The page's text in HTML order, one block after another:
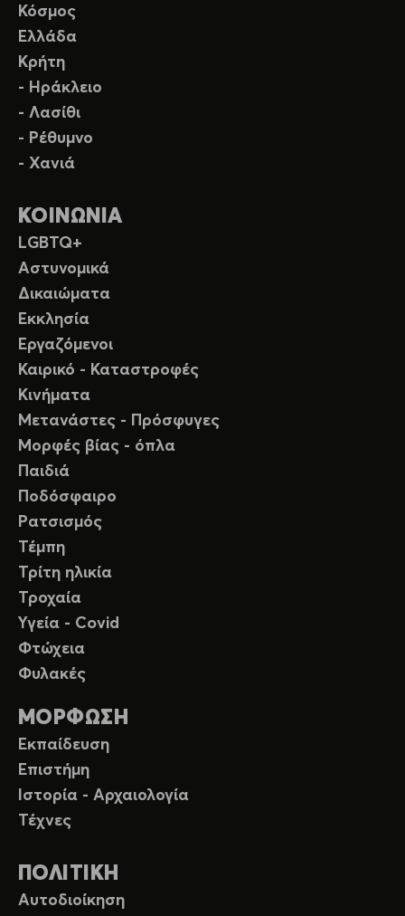
Κόσμος
Ελλάδα
Κρήτη
- Ηράκλειο
- Λασίθι
- Ρέθυμνο
- Χανιά
ΚΟΙΝΩΝΙΑ
LGBTQ+
Αστυνομικά
Δικαιώματα
Εκκλησία
Εργαζόμενοι
Καιρικό - Καταστροφές
Κινήματα
Μετανάστες - Πρόσφυγες
Μορφές βίας - όπλα
Παιδιά
Ποδόσφαιρο
Ρατσισμός
Τέμπη
Τρίτη ηλικία
Τροχαία
Υγεία - Covid
Φτώχεια
Φυλακές
ΜΟΡΦΩΣΗ
Εκπαίδευση
Επιστήμη
Ιστορία - Αρχαιολογία
Τέχνες
ΠΟΛΙΤΙΚΗ
Αυτοδιοίκηση